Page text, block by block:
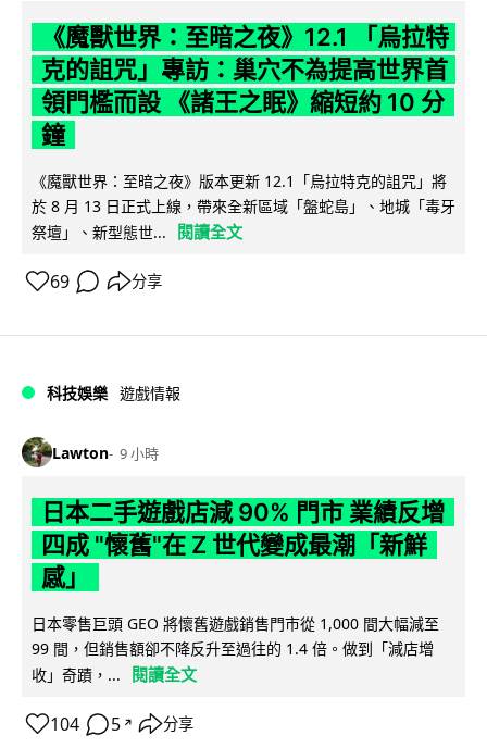
《魔獸世界：至暗之夜》12.1 「烏拉特
克的詛咒」專訪：巢穴不為提高世界首
領門檻而設 《諸王之眠》縮短約 10 分
鐘
《魔獸世界：至暗之夜》版本更新 12.1「烏拉特克的詛咒」將
於 8 月 13 日正式上線，帶來全新區域「盤蛇島」、地城「毒牙
祭壇」、新型態世...
閱讀全文
69 分享
科技娛樂 遊戲情報
Lawton 9 小時
日本二手遊戲店減 90% 門市 業績反增
四成 "懷舊"在 Z 世代變成最潮「新鮮
感」
日本零售巨頭 GEO 將懷舊遊戲銷售門市從 1,000 間大幅減至
99 間，但銷售額卻不降反升至過往的 1.4 倍。做到「減店增
收」奇蹟，...
閱讀全文
104 5 ↗ 分享